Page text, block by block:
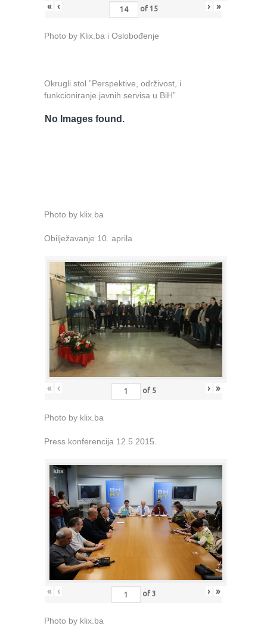
« ‹ of 15 › »
Photo by Klix.ba i Oslobođenje
Okrugli stol ”Perspektive, održivost, i
funkcioniranje javnih servisa u BiH”
No Images found.
Photo by klix.ba
Obilježavanje 10. aprila
« ‹ of 5 › »
Photo by klix.ba
Press konferencija 12.5.2015.
« ‹ of 3 › »
Photo by klix.ba